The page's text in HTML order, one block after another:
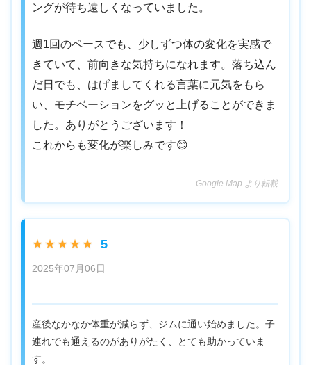
ングが待ち遠しくなっていました。
週1回のペースでも、少しずつ体の変化を実感で
きていて、前向きな気持ちになれます。落ち込ん
だ日でも、はげましてくれる言葉に元気をもら
い、モチベーションをグッと上げることができま
した。ありがとうございます！
これからも変化が楽しみです😊
Google Map より転載
★★★★★ 5
2025年07月06日
産後なかなか体重が減らず、ジムに通い始めました。子
連れでも通えるのがありがたく、とても助かっていま
す。